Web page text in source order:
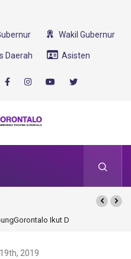
Wakil Gubernur
Daerah Asisten
Garuda Transformasi 2025
2019